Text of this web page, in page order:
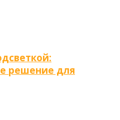
решение для